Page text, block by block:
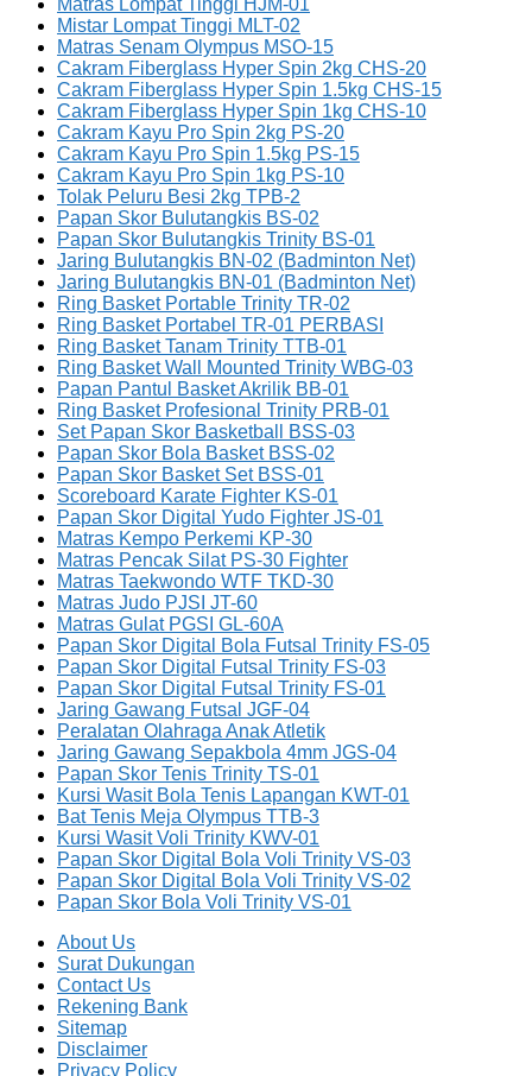
Matras Lompat Tinggi HJM-01
Mistar Lompat Tinggi MLT-02
Matras Senam Olympus MSO-15
Cakram Fiberglass Hyper Spin 2kg CHS-20
Cakram Fiberglass Hyper Spin 1.5kg CHS-15
Cakram Fiberglass Hyper Spin 1kg CHS-10
Cakram Kayu Pro Spin 2kg PS-20
Cakram Kayu Pro Spin 1.5kg PS-15
Cakram Kayu Pro Spin 1kg PS-10
Tolak Peluru Besi 2kg TPB-2
Papan Skor Bulutangkis BS-02
Papan Skor Bulutangkis Trinity BS-01
Jaring Bulutangkis BN-02 (Badminton Net)
Jaring Bulutangkis BN-01 (Badminton Net)
Ring Basket Portable Trinity TR-02
Ring Basket Portabel TR-01 PERBASI
Ring Basket Tanam Trinity TTB-01
Ring Basket Wall Mounted Trinity WBG-03
Papan Pantul Basket Akrilik BB-01
Ring Basket Profesional Trinity PRB-01
Set Papan Skor Basketball BSS-03
Papan Skor Bola Basket BSS-02
Papan Skor Basket Set BSS-01
Scoreboard Karate Fighter KS-01
Papan Skor Digital Yudo Fighter JS-01
Matras Kempo Perkemi KP-30
Matras Pencak Silat PS-30 Fighter
Matras Taekwondo WTF TKD-30
Matras Judo PJSI JT-60
Matras Gulat PGSI GL-60A
Papan Skor Digital Bola Futsal Trinity FS-05
Papan Skor Digital Futsal Trinity FS-03
Papan Skor Digital Futsal Trinity FS-01
Jaring Gawang Futsal JGF-04
Peralatan Olahraga Anak Atletik
Jaring Gawang Sepakbola 4mm JGS-04
Papan Skor Tenis Trinity TS-01
Kursi Wasit Bola Tenis Lapangan KWT-01
Bat Tenis Meja Olympus TTB-3
Kursi Wasit Voli Trinity KWV-01
Papan Skor Digital Bola Voli Trinity VS-03
Papan Skor Digital Bola Voli Trinity VS-02
Papan Skor Bola Voli Trinity VS-01
About Us
Surat Dukungan
Contact Us
Rekening Bank
Sitemap
Disclaimer
Privacy Policy